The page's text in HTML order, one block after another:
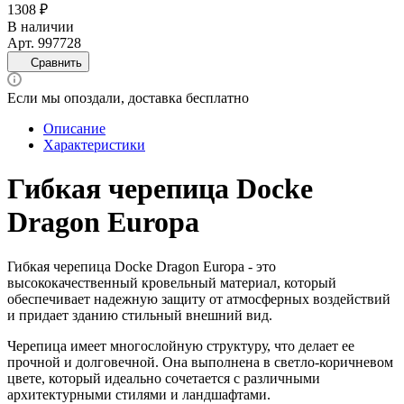
1308 ₽
В наличии
Арт. 997728
Сравнить
Если мы опоздали, доставка бесплатно
Описание
Характеристики
Гибкая черепица Docke
Dragon Europa
Гибкая черепица Docke Dragon Europa - это
высококачественный кровельный материал, который
обеспечивает надежную защиту от атмосферных воздействий
и придает зданию стильный внешний вид.
Черепица имеет многослойную структуру, что делает ее
прочной и долговечной. Она выполнена в светло-коричневом
цвете, который идеально сочетается с различными
архитектурными стилями и ландшафтами.